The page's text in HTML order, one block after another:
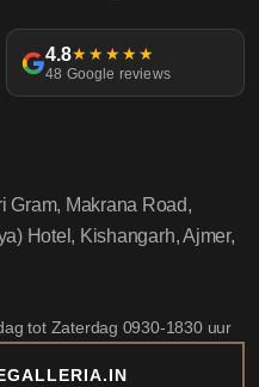
4.8★★★★★
48 Google reviews
Gram, Makrana Road,
Hotel, Kishangarh, Ajmer,
tot Zaterdag 0930-1830 uur